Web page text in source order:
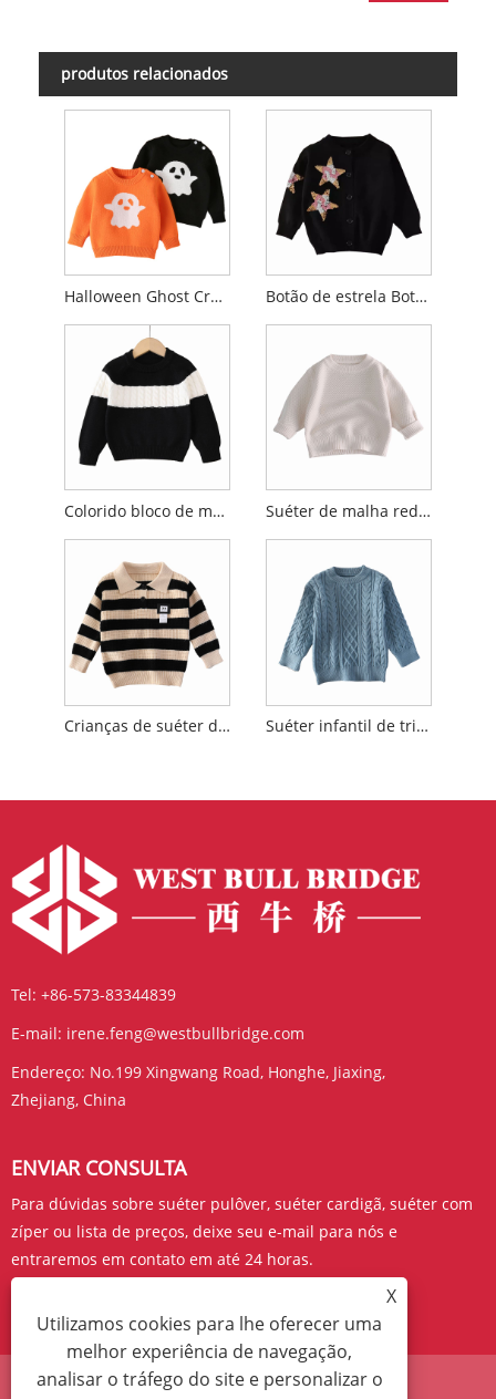
produtos relacionados
Halloween Ghost Crew Neck Sweater Children Botão de estrela Botão Black Cardigan Sweater Children
Colorido bloco de manga longa Crewneck Sweater Children Suéter de malha redondo de cor sólida
Crianças de suéter de colarinho pólo listrado Suéter infantil de tripulação Jacquard de malha
Tel: +86-573-83344839
E-mail: irene.feng@westbullbridge.com
Endereço: No.199 Xingwang Road, Honghe, Jiaxing,
Zhejiang, China
ENVIAR CONSULTA
Para dúvidas sobre suéter pulôver, suéter cardigã, suéter com
zíper ou lista de preços, deixe seu e-mail para nós e
entraremos em contato em até 24 horas.
X
Utilizamos cookies para lhe oferecer uma
melhor experiência de navegação,
analisar o tráfego do site e personalizar o